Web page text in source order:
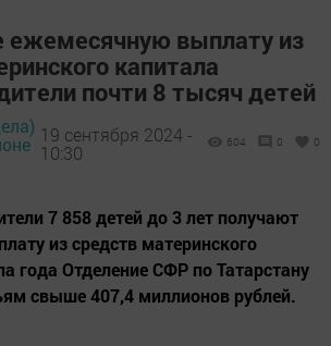
ежемесячную выплату из
капитала
почти 8 тысяч детей
19 сентября 2024 -
10:30
604 0 0
7 858 детей до 3 лет получают
из средств материнского
года Отделение СФР по Татарстану
свыше 407,4 миллионов рублей.